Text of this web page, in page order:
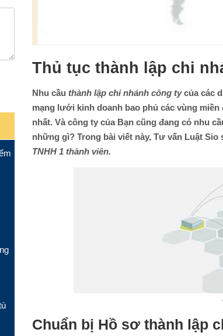
Thủ tục thành lập chi
Nhu cầu thành lập chi nhánh công tycủa các
mạng lưới kinh doanh bao phủ các vùng
nhất. Và công ty của Bạn cũng đang có nhu
những gì? Trong bài viết này, Tư vấn Luật Sio
TNHH 1 thành viên.
Công ty
Chuẩn bị Hồ sơ thành lập